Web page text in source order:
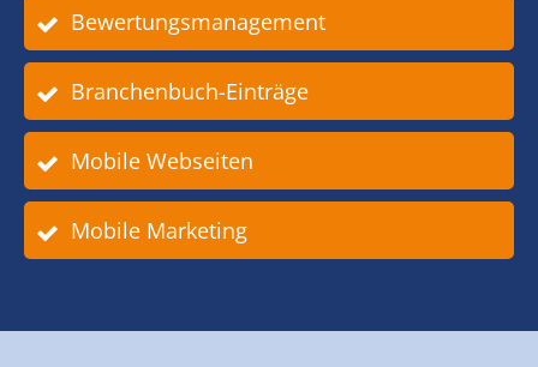
Bewertungsmanagement
Branchenbuch-Einträge
Mobile Webseiten
Mobile Marketing